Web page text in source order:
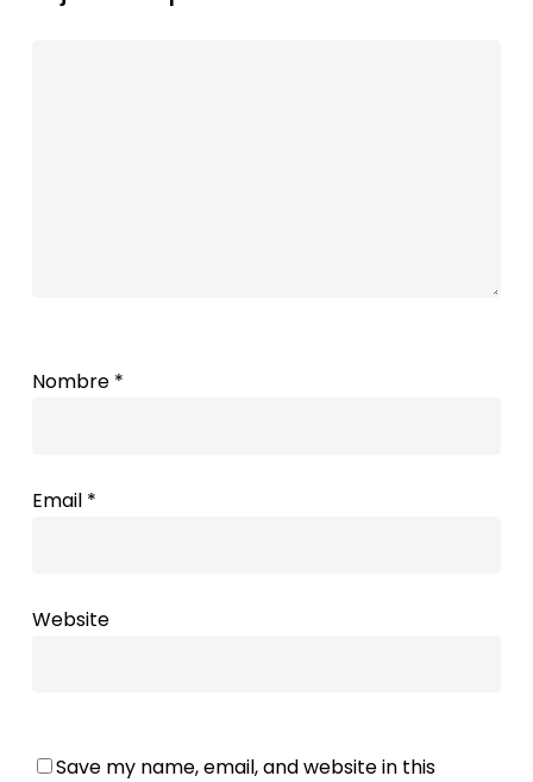
Nombre *
Email *
Website
Save my name, email, and website in this